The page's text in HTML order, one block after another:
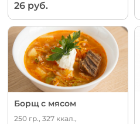
26 руб.
Борщ с мясом
250 гр., 327 ккал.,